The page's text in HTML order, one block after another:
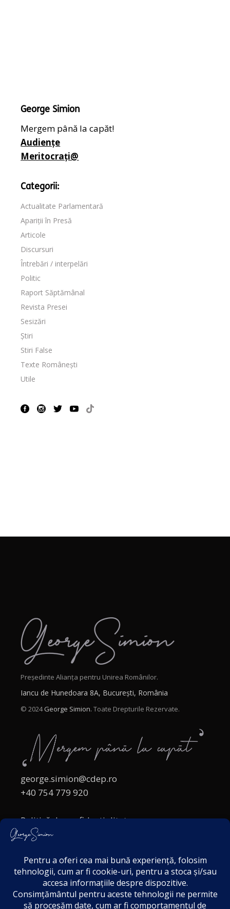
George Simion
Mergem până la capăt!
Audiențe
Meritocrați@
Categorii:
Actualitate Parlamentară
Apariții în Presă
Articole
Discursuri
Întrebări / interpelări
Politic
Raport Săptămânal
Revista Presei
Sesizări
Știri
Stiri False
Texte Românești
Utile
Președinte Alianța pentru Unirea Românilor.
Iancu de Hunedoara 8A, București, România
© 2024George Simion. Toate Drepturile Rezervate.
george.simion@cdep.ro
+40 754 779 920
Politică de confidențialitate
Politica cookies
Acordul de markting
Disclaimer